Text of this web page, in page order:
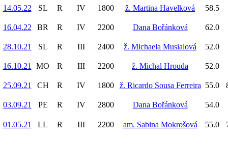
14.05.22 SL R IV 1800 ž. Martina Havelková 58.5
16.04.22 BR R IV 2200 Dana Bořánková 62.0
28.10.21 SL R III 2400 ž. Michaela Musialová 52.0
16.10.21 MO R III 2200 ž. Michal Hrouda 52.0
25.09.21 CH R IV 1800 ž. Ricardo Sousa Ferreira 55.0
03.09.21 PE R IV 2800 Dana Bořánková 54.0
01.05.21 LL R III 2200 am. Sabina Mokrošová 55.0